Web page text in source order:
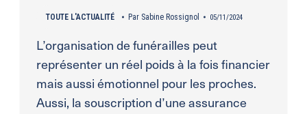
TOUTE L'ACTUALITÉ Par Sabine Rossignol 05/11/2024
L’organisation de funérailles peut
représenter un réel poids à la fois financier
mais aussi émotionnel pour les proches.
Aussi, la souscription d’une assurance